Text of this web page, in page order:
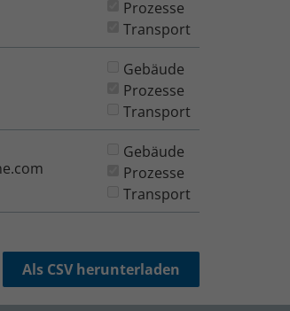
Prozesse
Transport
Gebäude
Prozesse
Transport
Gebäude
Prozesse
Transport
Als CSV herunterladen